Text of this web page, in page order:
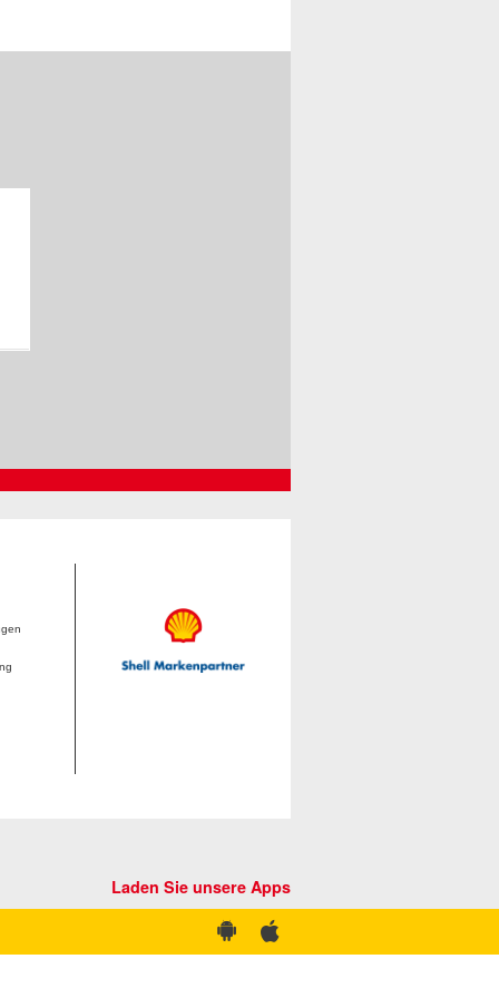
Laden Sie unsere Apps